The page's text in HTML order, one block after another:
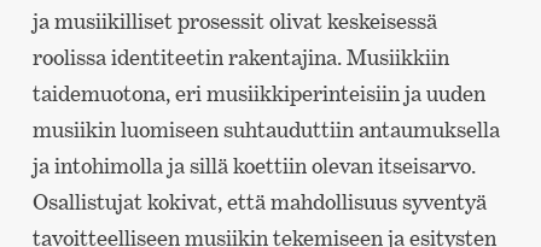
ja musiikilliset prosessit olivat keskeisessä
roolissa identiteetin rakentajina. Musiikkiin
taidemuotona, eri musiikkiperinteisiin ja uuden
musiikin luomiseen suhtauduttiin antaumuksella
ja intohimolla ja sillä koettiin olevan itseisarvo.
Osallistujat kokivat, että mahdollisuus syventyä
tavoitteelliseen musiikin tekemiseen ja esitysten